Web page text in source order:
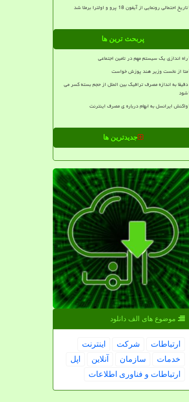
تاریخ احتمالی رونمایی از آیفون 18 پرو و اولترا برملا شد
پربحث ترین ها
راه اندازی یک سیستم مهم در تامین اجتماعی
متا از نخست وزیر هند پوزش خواست
دقیقا به اندازه مصرف ترافیک بین الملل از حجم بسته کسر می
شود
واکنش ایرانسل به ابهام درباره ی مصرف اینترنت
جدیدترین ها
موضوع های الف دانلود
ارتباطات شركت
اینترنت
خدمات
سازمان آنلاین
اپل
ارتباطات و فناوری اطلاعات